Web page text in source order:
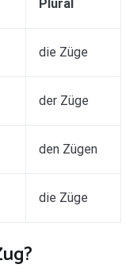
Plural
die Züge
der Züge
den Zügen
die Züge